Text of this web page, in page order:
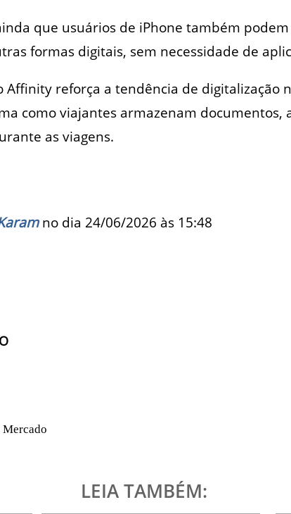
que usuários de iPhone também
formas digitais, sem necessidade de
Affinity reforça a tendência de digitalização
como viajantes armazenam documentos,
as viagens.
no dia 24/06/2026 às 15:48
Mercado
LEIA TAMBÉM: